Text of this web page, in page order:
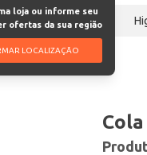
loja ou informe seu
ofertas da sua região
LOCALIZAÇÃO
Chocolates